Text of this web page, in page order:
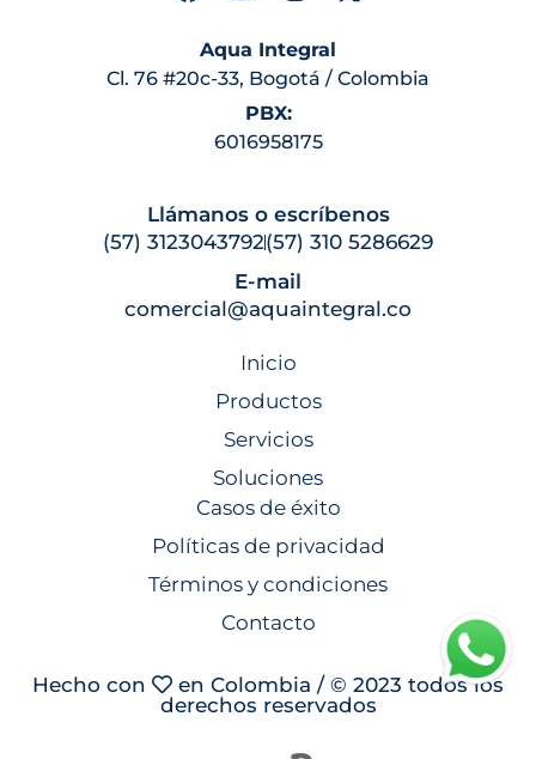
Aqua Integral
Cl. 76 #20c-33, Bogotá / Colombia
PBX:
6016958175
Llámanos o escríbenos
(57) 3123043792(57) 310 5286629
E-mail
comercial@aquaintegral.co
Inicio
Productos
Servicios
Soluciones
Casos de éxito
Políticas de privacidad
Términos y condiciones
Contacto
Hecho con
en Colombia / © 2023 todos los
derechos reservados